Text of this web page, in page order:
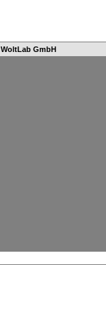
WoltLab GmbH